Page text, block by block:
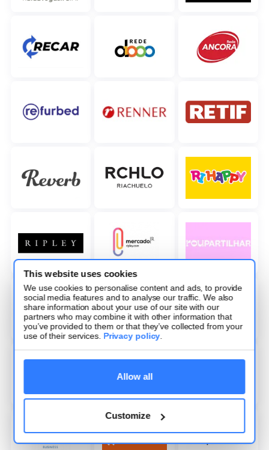
This website uses cookies
We use cookies to personalise content and ads, to provide
social media features and to analyse our traffic. We also
share information about your use of our site with our
partners who may combine it with other information that
you’ve provided to them or that they’ve collected from your
use of their services. Privacy policy.
Allow all
Customize